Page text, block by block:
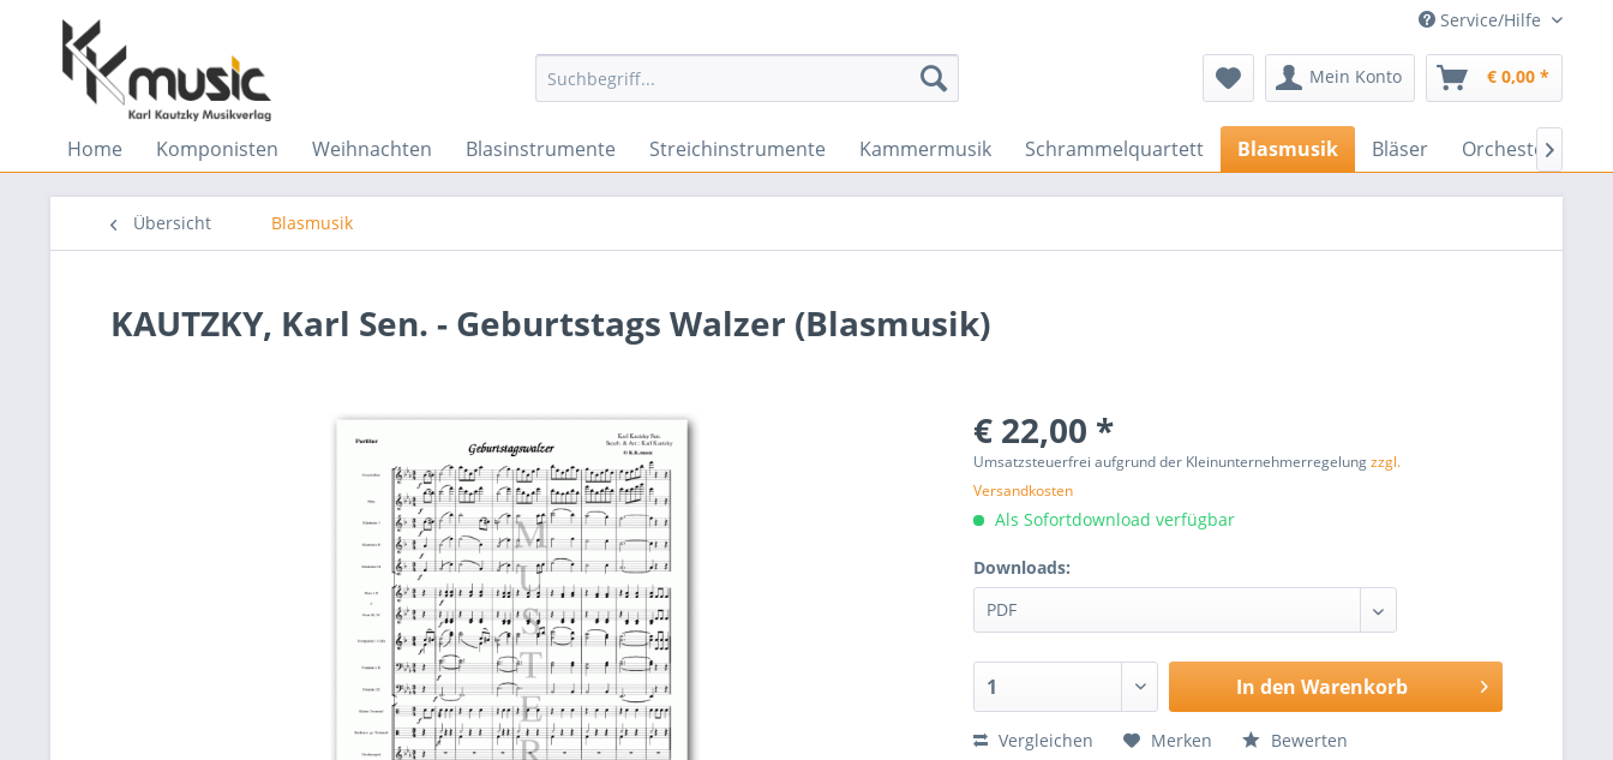
Service/Hilfe
Mein Konto € 0,00 *
Home Komponisten Weihnachten Blasinstrumente Streichinstrumente Kammermusik Schrammelquartett Blasmusik Bläser Orchester

Übersicht Blasmusik
KAUTZKY, Karl Sen. - Geburtstags Walzer (Blasmusik)
€ 22,00 *
Umsatzsteuerfrei aufgrund der Kleinunternehmerregelungzzgl.
Versandkosten
Als Sofortdownload verfügbar
Downloads:
In den Warenkorb
Vergleichen Merken Bewerten